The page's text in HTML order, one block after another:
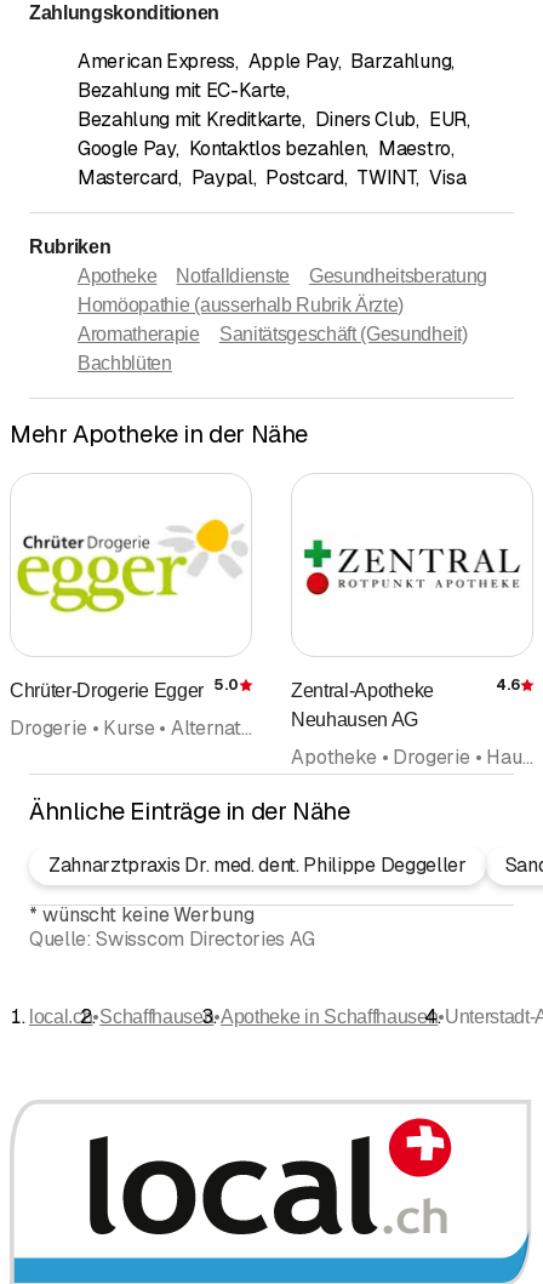
Zahlungskonditionen
American Express, Apple Pay, Barzahlung,
Bezahlung mit EC-Karte,
Bezahlung mit Kreditkarte, Diners Club, EUR,
Google Pay, Kontaktlos bezahlen, Maestro,
Mastercard, Paypal, Postcard, TWINT, Visa
Rubriken
Apotheke
Notfalldienste
Gesundheitsberatung
Homöopathie (ausserhalb Rubrik Ärzte)
Aromatherapie
Sanitätsgeschäft (Gesundheit)
Bachblüten
Mehr Apotheke in der Nähe
Chrüter-Drogerie Egger Bewertung
5.0
Drogerie • Kurse • Alternativmedizin • Bachblüten • Homöopathie (ausserhalb Rubrik Ärzte) • Naturheilpraxis • Naturheilkunde • Kosmetische Produkte • Apotheke • Bioresonanz • Ernährungsberatung • Homöopathie • Aromatherapie • Ayurveda • Beratung • Weiterbildung • Naturprodukte • Naturkosmetik • Natursteine • Ärzte
Zentral-Apotheke
Neuhausen AG
4.6
Apotheke • Drogerie • Hauslieferdienst • Gesundheitszentrum • Homöopathie (ausserhalb Rubrik Ärzte) • Pharmazeutische Produkte Dienstleistungen • Gesundheitsberatung
Ähnliche Einträge in der Nähe
Zahnarztpraxis Dr. med. dent. Philippe Deggeller
* wünscht keine Werbung
Quelle: Swisscom Directories AG
local.ch•Schaffhausen•Apotheke in Schaffhausen•Unterstadt-